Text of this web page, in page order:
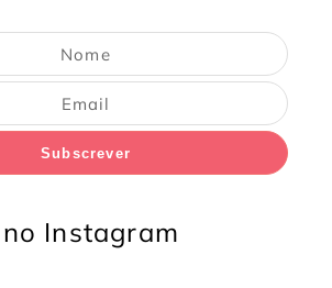
Subscrever
Instagram